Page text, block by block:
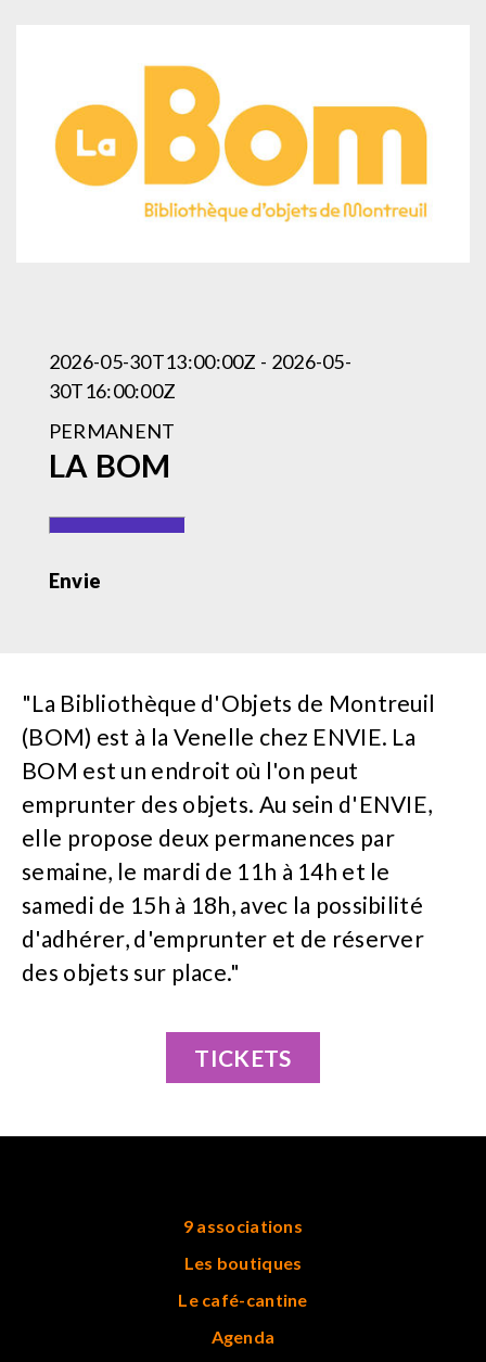
2026-05-30T13:00:00Z - 2026-05-
30T16:00:00Z
PERMANENT
LA BOM
Envie
"La Bibliothèque d'Objets de Montreuil
(BOM) est à la Venelle chez ENVIE. La
BOM est un endroit où l'on peut
emprunter des objets. Au sein d'ENVIE,
elle propose deux permanences par
semaine, le mardi de 11h à 14h et le
samedi de 15h à 18h, avec la possibilité
d'adhérer, d'emprunter et de réserver
des objets sur place."
TICKETS
9 associations
Les boutiques
Le café-cantine
Agenda